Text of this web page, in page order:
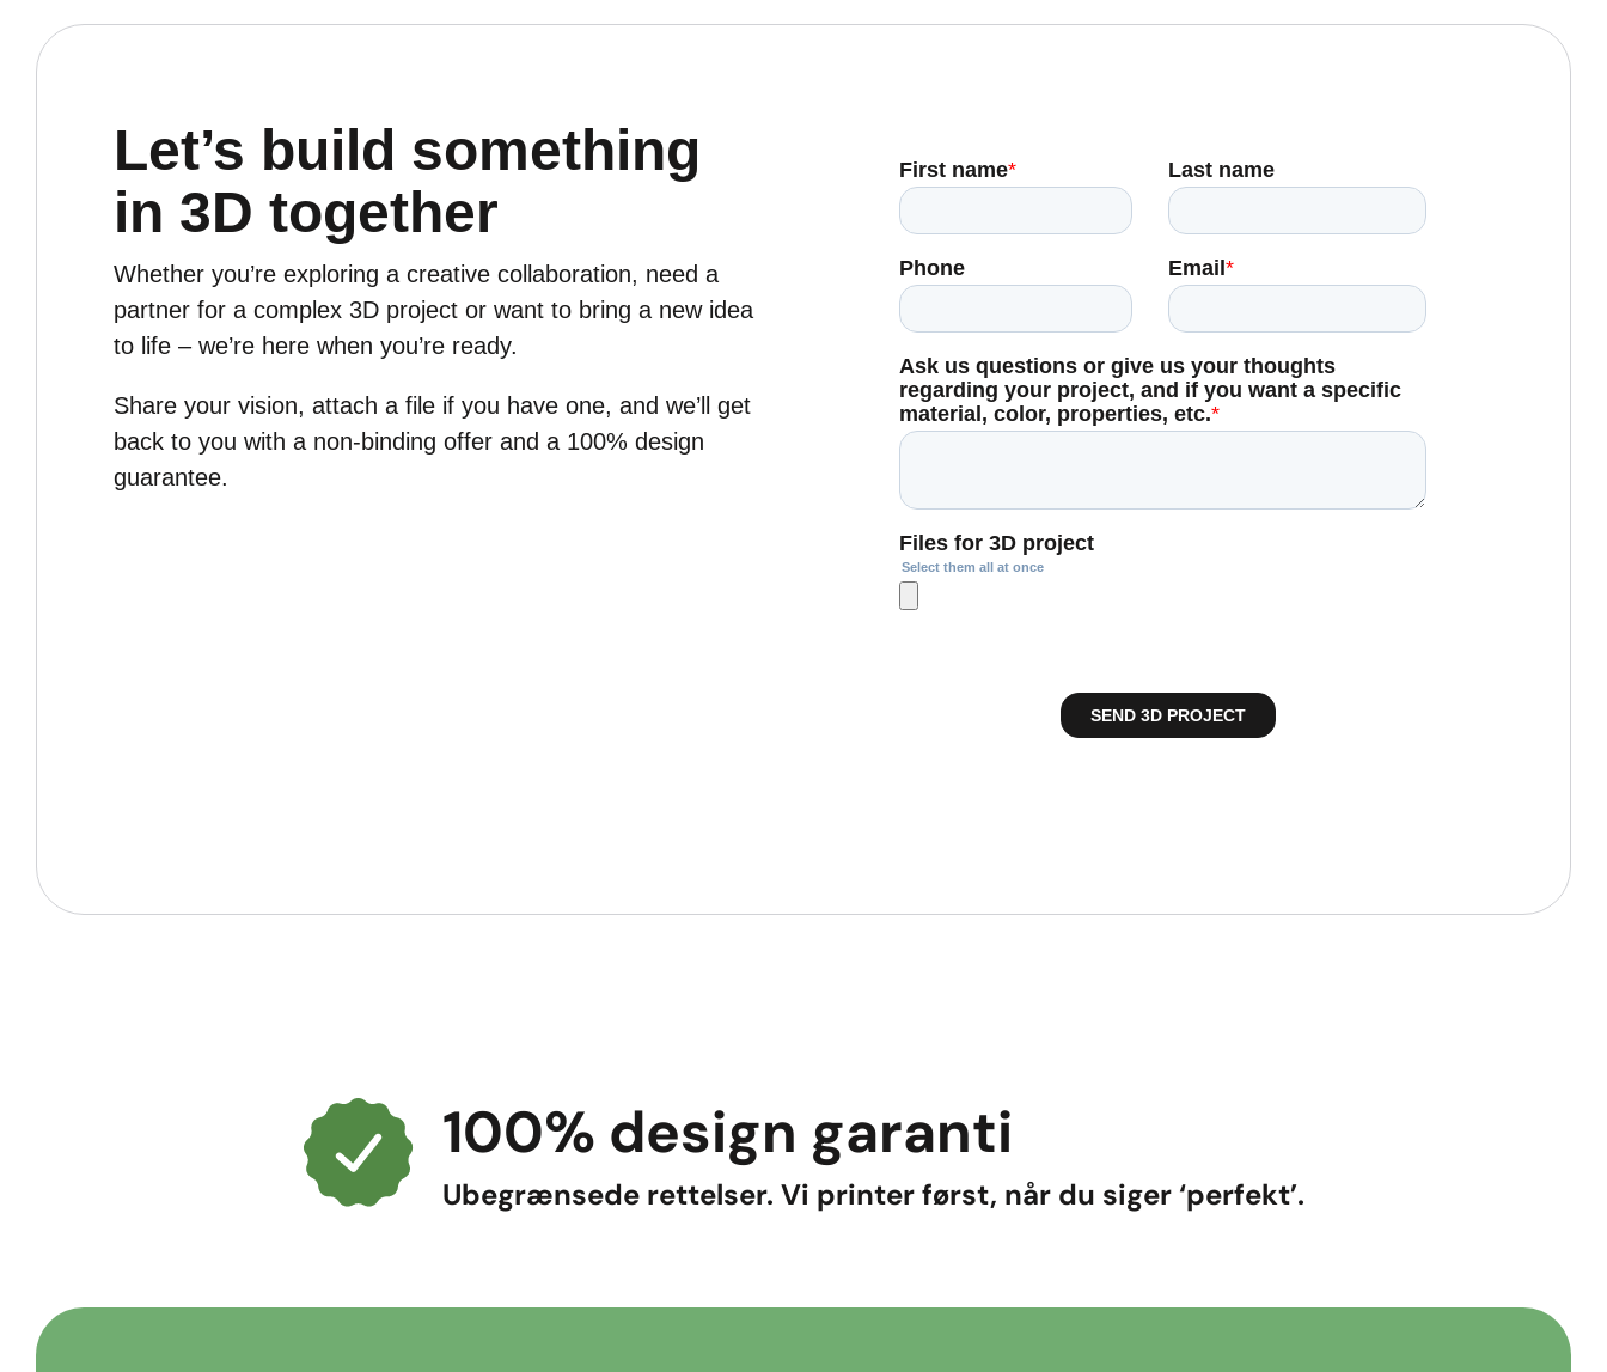
Let’s build something
in 3D together
Whether you’re exploring a creative collaboration, need a
partner for a complex 3D project or want to bring a new idea
to life – we’re here when you’re ready.
Share your vision, attach a file if you have one, and we’ll get
back to you with a non-binding offer and a 100% design
guarantee.
100% design garanti
Ubegrænsede rettelser. Vi printer først, når du siger ‘perfekt’.